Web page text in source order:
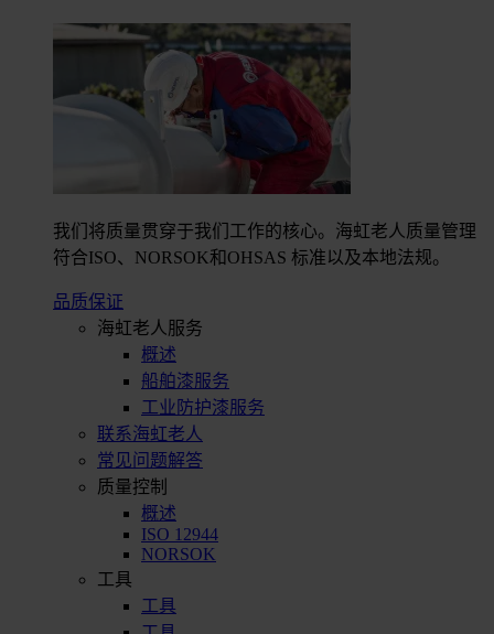
我们将质量贯穿于我们工作的核心。海虹老人质量管理
符合ISO、NORSOK和OHSAS 标准以及本地法规。
品质保证
海虹老人服务
概述
船舶漆服务
工业防护漆服务
联系海虹老人
常见问题解答
质量控制
概述
ISO 12944
NORSOK
工具
工具